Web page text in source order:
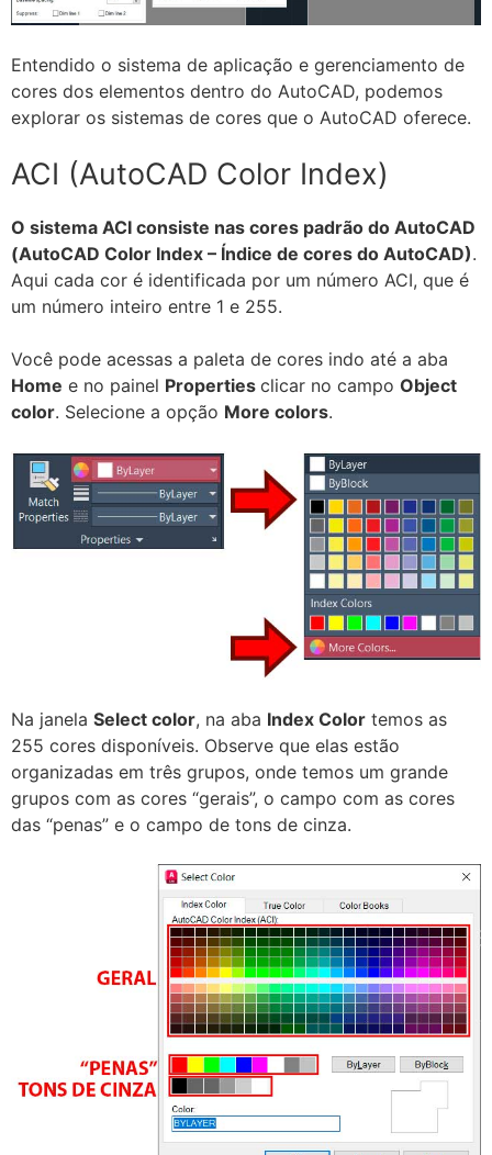
Entendido o sistema de aplicação e gerenciamento de
cores dos elementos dentro do AutoCAD, podemos
explorar os sistemas de cores que o AutoCAD oferece.
ACI (AutoCAD Color Index)
O sistema ACI consiste nas cores padrão do AutoCAD
(AutoCAD Color Index – Índice de cores do AutoCAD).
Aqui cada cor é identificada por um número ACI, que é
um número inteiro entre 1 e 255.
Você pode acessas a paleta de cores indo até a aba
Home e no painel Properties clicar no campo Object
color. Selecione a opção More colors.
Na janela Select color, na aba Index Color temos as
255 cores disponíveis. Observe que elas estão
organizadas em três grupos, onde temos um grande
grupos com as cores “gerais”, o campo com as cores
das “penas” e o campo de tons de cinza.